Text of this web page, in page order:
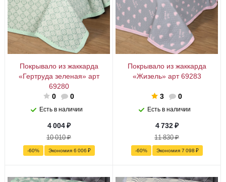
Покрывало из жаккарда
«Гертруда зеленая» арт
69280
0
0
Есть в наличии
4 004₽
10 010₽
-60% Экономия 6 006 ₽
Покрывало из жаккарда
«Жизель» арт 69283
3 0
Есть в наличии
4 732₽
11 830₽
-60% Экономия 7 098 ₽